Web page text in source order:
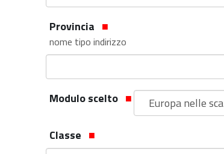
Provincia
nome tipo indirizzo
Modulo scelto
Classe